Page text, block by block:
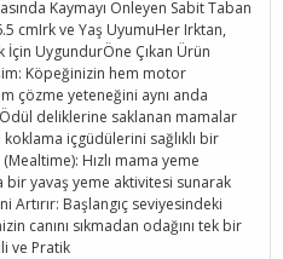
Kaymayı Önleyen Sabit Taban
cmIrk ve Yaş UyumuHer Irktan,
UygundurÖne Çıkan Ürün
Köpeğinizin hem motor
çözme yeteneğini aynı anda
deliklerine saklanan mamalar
içgüdülerini sağlıklı bir
Hızlı mama yeme
bir yavaş yeme aktivitesi sunarak
Artırır: Başlangıç seviyesindeki
canını sıkmadan odağını tek bir
ve Pratik